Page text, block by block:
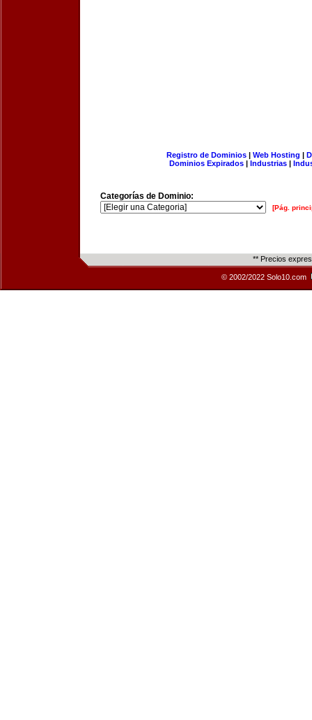
Registro de Dominios| Web Hosting |
Dominios Expirados | Industrias |
Categorías de Dominio:
[Pág.
** Precios
© 2002/2022 Solo10.com